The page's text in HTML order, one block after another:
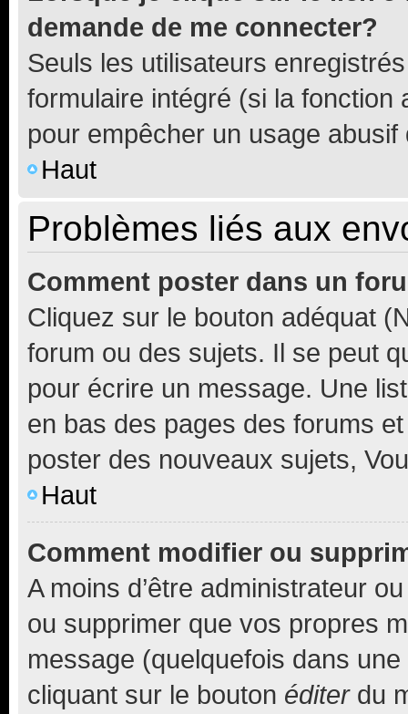
demande de me connecter?
Seuls les utilisateurs
formulaire intégré (si la fonction
pour empêcher un usage
Haut
Problèmes liés aux
Comment poster dans un
Cliquez sur le bouton adéquat
forum ou des sujets. Il se peut
pour écrire un message. Une
en bas des pages des forums
poster des nouveaux sujets,
Haut
Comment modifier ou
A moins d’être administrateur
ou supprimer que vos propres
message (quelquefois dans
cliquant sur le bouton éditerdu